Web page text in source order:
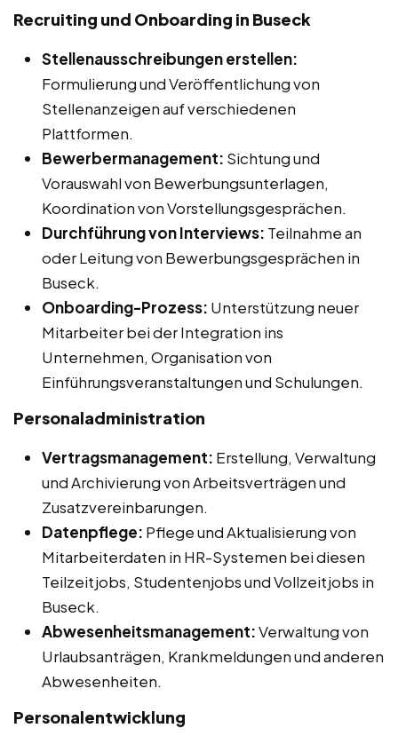
Recruiting und Onboarding in Buseck
Stellenausschreibungen erstellen:
Formulierung und Veröffentlichung von
Stellenanzeigen auf verschiedenen
Plattformen.
Bewerbermanagement: Sichtung und
Vorauswahl von Bewerbungsunterlagen,
Koordination von Vorstellungsgesprächen.
Durchführung von Interviews: Teilnahme an
oder Leitung von Bewerbungsgesprächen in
Buseck.
Onboarding-Prozess: Unterstützung neuer
Mitarbeiter bei der Integration ins
Unternehmen, Organisation von
Einführungsveranstaltungen und Schulungen.
Personaladministration
Vertragsmanagement: Erstellung, Verwaltung
und Archivierung von Arbeitsverträgen und
Zusatzvereinbarungen.
Datenpflege: Pflege und Aktualisierung von
Mitarbeiterdaten in HR-Systemen bei diesen
Teilzeitjobs, Studentenjobs und Vollzeitjobs in
Buseck.
Abwesenheitsmanagement:Verwaltung von
Urlaubsanträgen, Krankmeldungen und anderen
Abwesenheiten.
Personalentwicklung